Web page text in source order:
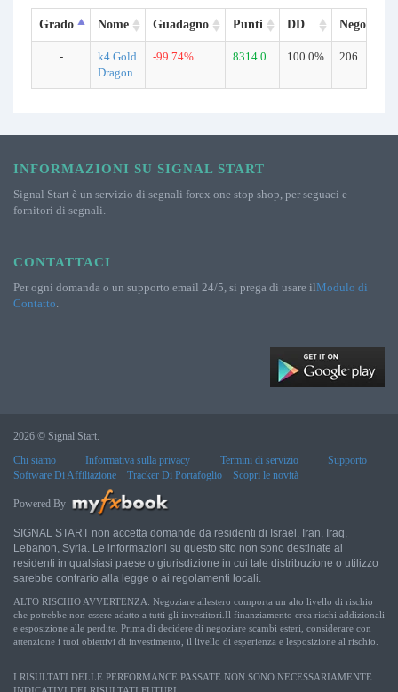
Grado Nome Guadagno Punti DD
-
k4 Gold
Dragon
-99.74% 8314.0 100.0% 206
INFORMAZIONI SU SIGNAL START
Signal Start è un servizio di segnali forex one stop shop, per seguaci e
fornitori di segnali.
CONTATTACI
Per ogni domanda o un supporto email 24/5, si prega di usare ilModulo di
Contatto.
2026 © Signal Start.
Chi siamo
Informativa sulla privacy Termini di servizio
Supporto
Software Di Affiliazione
Tracker Di Portafoglio Scopri le novità
Powered By
SIGNAL START non accetta domande da residenti di Israel, Iran, Iraq,
Lebanon, Syria. Le informazioni su questo sito non sono destinate ai
residenti in qualsiasi paese o giurisdizione in cui tale distribuzione o utilizzo
sarebbe contrario alla legge o ai regolamenti locali.
ALTO RISCHIO AVVERTENZA: Negoziare allestero comporta un alto livello di rischio
che potrebbe non essere adatto a tutti gli investitori.Il finanziamento crea rischi addizionali
e esposizione alle perdite. Prima di decidere di negoziare scambi esteri, considerare con
attenzione i tuoi obiettivi di investimento, il livello di esperienza e lesposizione al rischio.
I RISULTATI DELLE PERFORMANCE PASSATE NON SONO NECESSARIAMENTE